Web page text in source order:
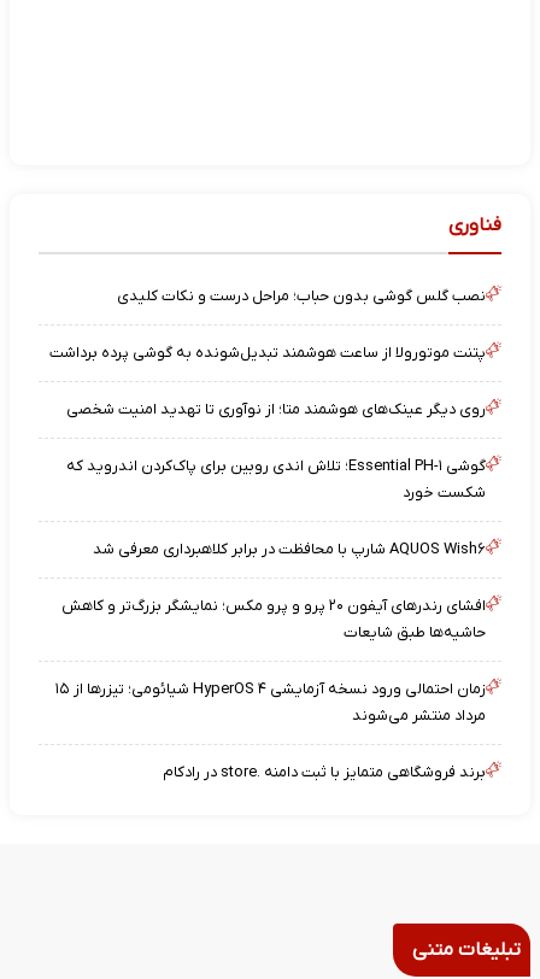
فناوری
نصب گلس گوشی بدون حباب؛ مراحل درست و نکات کلیدی
پتنت موتورولا از ساعت هوشمند تبدیل‌شونده به گوشی پرده برداشت
روی دیگر عینک‌های هوشمند متا؛ از نوآوری تا تهدید امنیت شخصی
گوشی Essential PH-۱؛ تلاش اندی روبین برای پاک‌کردن اندروید که
شکست خورد
AQUOS Wish۶ شارپ با محافظت در برابر کلاهبرداری معرفی شد
افشای رندرهای آیفون ۲۰ پرو و پرو مکس؛ نمایشگر بزرگ‌تر و کاهش
حاشیه‌ها طبق شایعات
زمان احتمالی ورود نسخه آزمایشی HyperOS ۴ شیائومی؛ تیزرها از ۱۵
مرداد منتشر می‌شوند
برند فروشگاهی متمایز با ثبت دامنه .store در رادکام
تبلیغات متنی